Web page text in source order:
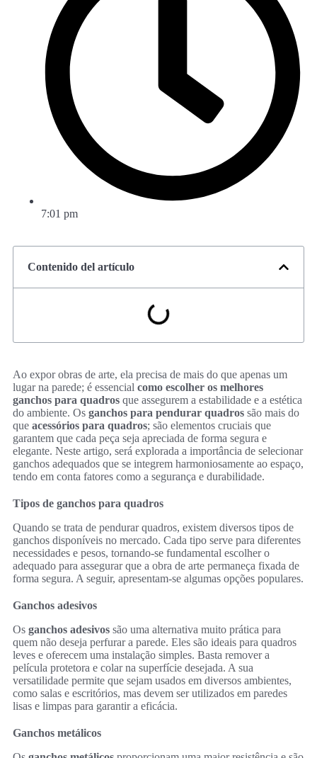
7:01 pm
Contenido del artículo
Ao expor obras de arte, ela precisa de mais do que apenas um
lugar na parede; é essencial como escolher os melhores
ganchos para quadros que assegurem a estabilidade e a estética
do ambiente. Os ganchos para pendurar quadros são mais do
que acessórios para quadros; são elementos cruciais que
garantem que cada peça seja apreciada de forma segura e
elegante. Neste artigo, será explorada a importância de selecionar
ganchos adequados que se integrem harmoniosamente ao espaço,
tendo em conta fatores como a segurança e durabilidade.
Tipos de ganchos para quadros
Quando se trata de pendurar quadros, existem diversos tipos de
ganchos disponíveis no mercado. Cada tipo serve para diferentes
necessidades e pesos, tornando-se fundamental escolher o
adequado para assegurar que a obra de arte permaneça fixada de
forma segura. A seguir, apresentam-se algumas opções populares.
Ganchos adesivos
Os ganchos adesivos são uma alternativa muito prática para
quem não deseja perfurar a parede. Eles são ideais para quadros
leves e oferecem uma instalação simples. Basta remover a
película protetora e colar na superfície desejada. A sua
versatilidade permite que sejam usados em diversos ambientes,
como salas e escritórios, mas devem ser utilizados em paredes
lisas e limpas para garantir a eficácia.
Ganchos metálicos